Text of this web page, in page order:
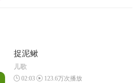
捉泥鳅
儿歌
02:03 123.6万次播放